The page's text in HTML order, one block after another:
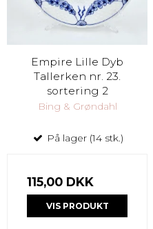
Empire Lille Dyb
Tallerken nr. 23.
sortering 2
Bing & Grøndahl
På lager (14 stk.)
115,00 DKK
VIS PRODUKT